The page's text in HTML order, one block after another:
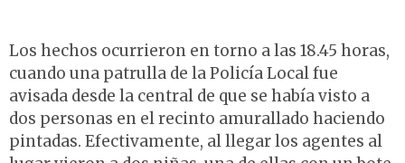
Los hechos ocurrieron en torno a las 18.45 horas,
cuando una patrulla de la Policía Local fue
avisada desde la central de que se había visto a
dos personas en el recinto amurallado haciendo
pintadas. Efectivamente, al llegar los agentes al